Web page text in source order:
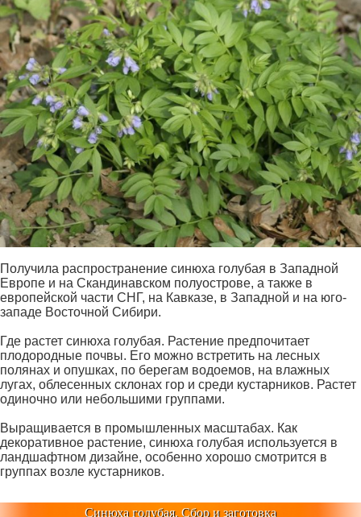
Получила распространение синюха голубая в Западной
Европе и на Скандинавском полуострове, а также в
европейской части СНГ, на Кавказе, в Западной и на юго-
западе Восточной Сибири.
Где растет синюха голубая. Растение предпочитает
плодородные почвы. Его можно встретить на лесных
полянах и опушках, по берегам водоемов, на влажных
лугах, облесенных склонах гор и среди кустарников. Растет
одиночно или небольшими группами.
Выращивается в промышленных масштабах. Как
декоративное растение, синюха голубая используется в
ландшафтном дизайне, особенно хорошо смотрится в
группах возле кустарников.
Синюха голубая. Сбор и заготовка